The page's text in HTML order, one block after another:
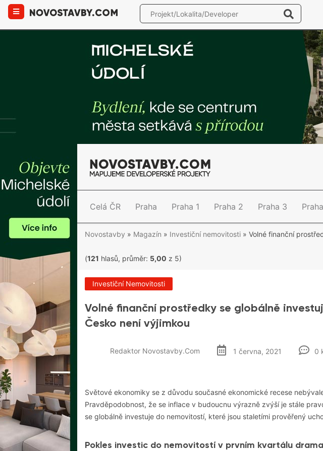
Celá ČR Praha Praha 1 Praha 2 Praha 3
Novostavby » Magazín » Investiční nemovitosti » Volné finanční
(121 hlasů, průměr: 5,00 z 5)
Investiční Nemovitosti
Volné finanční prostředky se globálně
Česko není výjimkou
Redaktor Novostavby.com 1 června, 2021 0
Světové ekonomiky se z důvodu současné ekonomické recese
Pravděpodobnost, že se inflace v budoucnu výrazně zvýší je stále
se globálně investuje do nemovitostí, které jsou staletími prověřený
Pokles investic do nemovitostí v prvním kvartálu